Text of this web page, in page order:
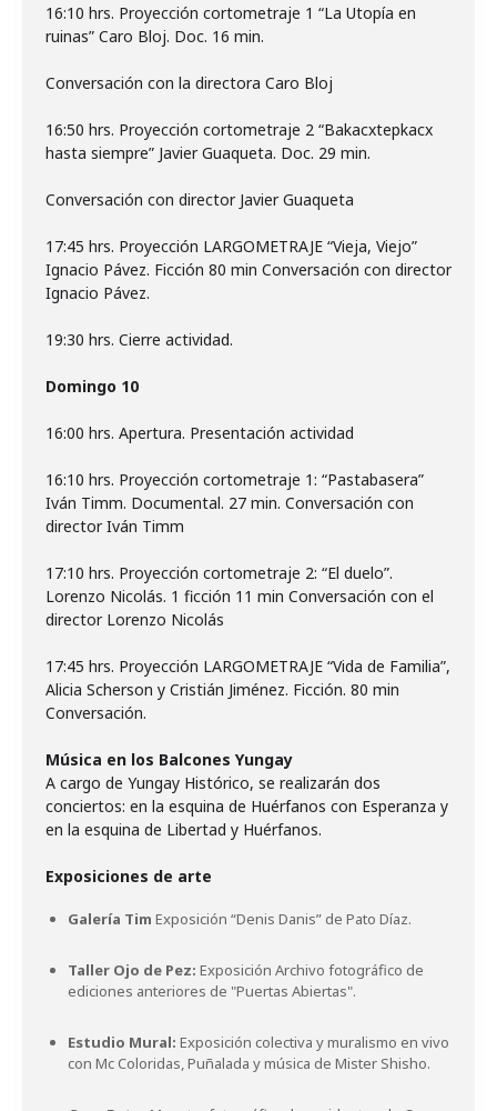
16:10 hrs. Proyección cortometraje 1 “La Utopía en
ruinas” Caro Bloj. Doc. 16 min.
Conversación con la directora Caro Bloj
16:50 hrs. Proyección cortometraje 2 “Bakacxtepkacx
hasta siempre” Javier Guaqueta. Doc. 29 min.
Conversación con director Javier Guaqueta
17:45 hrs. Proyección LARGOMETRAJE “Vieja, Viejo”
Ignacio Pávez. Ficción 80 min Conversación con director
Ignacio Pávez.
19:30 hrs. Cierre actividad.
Domingo 10
16:00 hrs. Apertura. Presentación actividad
16:10 hrs. Proyección cortometraje 1: “Pastabasera”
Iván Timm. Documental. 27 min. Conversación con
director Iván Timm
17:10 hrs. Proyección cortometraje 2: “El duelo”.
Lorenzo Nicolás. 1 ficción 11 min Conversación con el
director Lorenzo Nicolás
17:45 hrs. Proyección LARGOMETRAJE “Vida de Familia”,
Alicia Scherson y Cristián Jiménez. Ficción. 80 min
Conversación.
Música en los Balcones Yungay
A cargo de Yungay Histórico, se realizarán dos
conciertos: en la esquina de Huérfanos con Esperanza y
en la esquina de Libertad y Huérfanos.
Exposiciones de arte
Galería Tim Exposición “Denis Danis” de Pato Díaz.
Taller Ojo de Pez: Exposición Archivo fotográfico de
ediciones anteriores de "Puertas Abiertas".
Estudio Mural: Exposición colectiva y muralismo en vivo
con Mc Coloridas, Puñalada y música de Mister Shisho.